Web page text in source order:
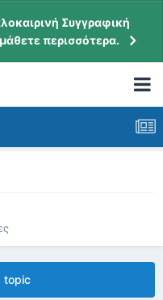
Συγγραφική
περισσότερα.
topic